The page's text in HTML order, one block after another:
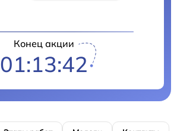
Конец акции
01:13:41